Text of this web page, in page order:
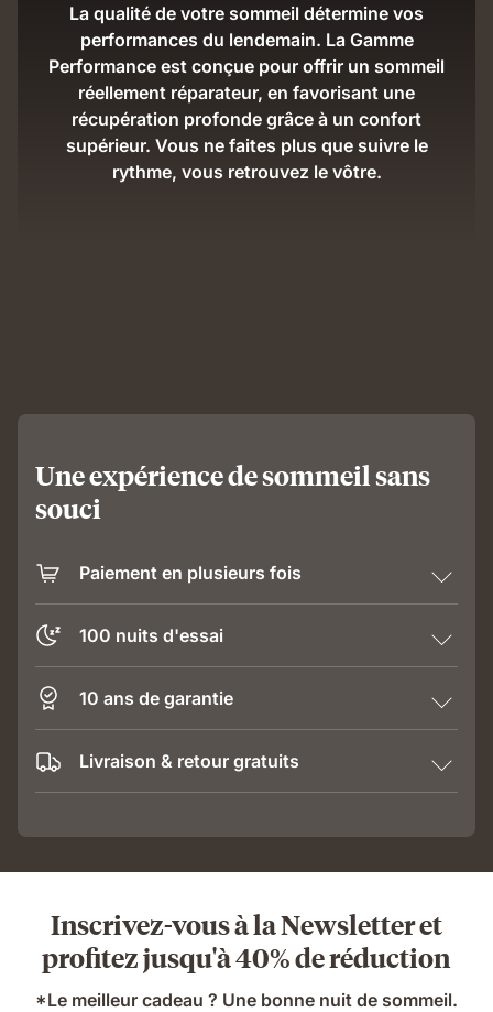
La qualité de votre sommeil détermine vos
performances du lendemain. La Gamme
Performance est conçue pour offrir un sommeil
réellement réparateur, en favorisant une
récupération profonde grâce à un confort
supérieur. Vous ne faites plus que suivre le
rythme, vous retrouvez le vôtre.
Une expérience de sommeil sans
souci
Paiement en plusieurs fois
100 nuits d'essai
10 ans de garantie
Livraison & retour gratuits
Inscrivez-vous à la Newsletter et
profitez jusqu'à 40% de réduction
*Le meilleur cadeau ? Une bonne nuit de sommeil.